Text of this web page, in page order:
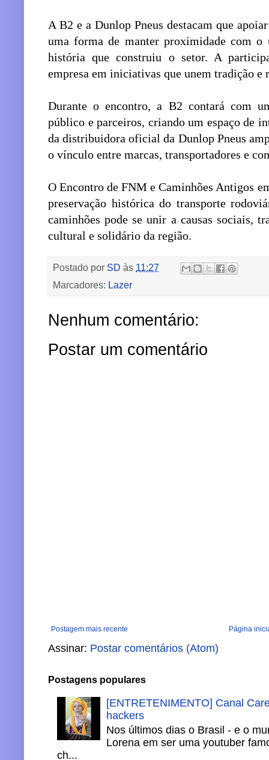
A B2 e a Dunlop Pneus destacam que
uma forma de manter proximidade com
história que construiu o setor. A
empresa em iniciativas que unem tradição e
Durante o encontro, a B2 contará com
público e parceiros, criando um espaço de
da distribuidora oficial da Dunlop Pneus
o vínculo entre marcas, transportadores e
O Encontro de FNM e Caminhões Antigos
preservação histórica do transporte
caminhões pode se unir a causas sociais,
cultural e solidário da região.
Postado por SD às 11:27
Marcadores: Lazer
Nenhum comentário:
Postar um comentário
Postagem mais recente Página
Assinar: Postar comentários (Atom)
Postagens populares
[ENTRETENIMENTO] Canal
hackers
Nos últimos dias o Brasil - e o
Lorena em ser uma youtuber
ch...